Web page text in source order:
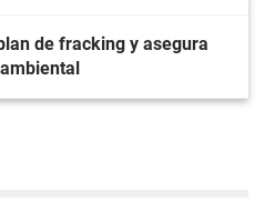
de fracking y asegura